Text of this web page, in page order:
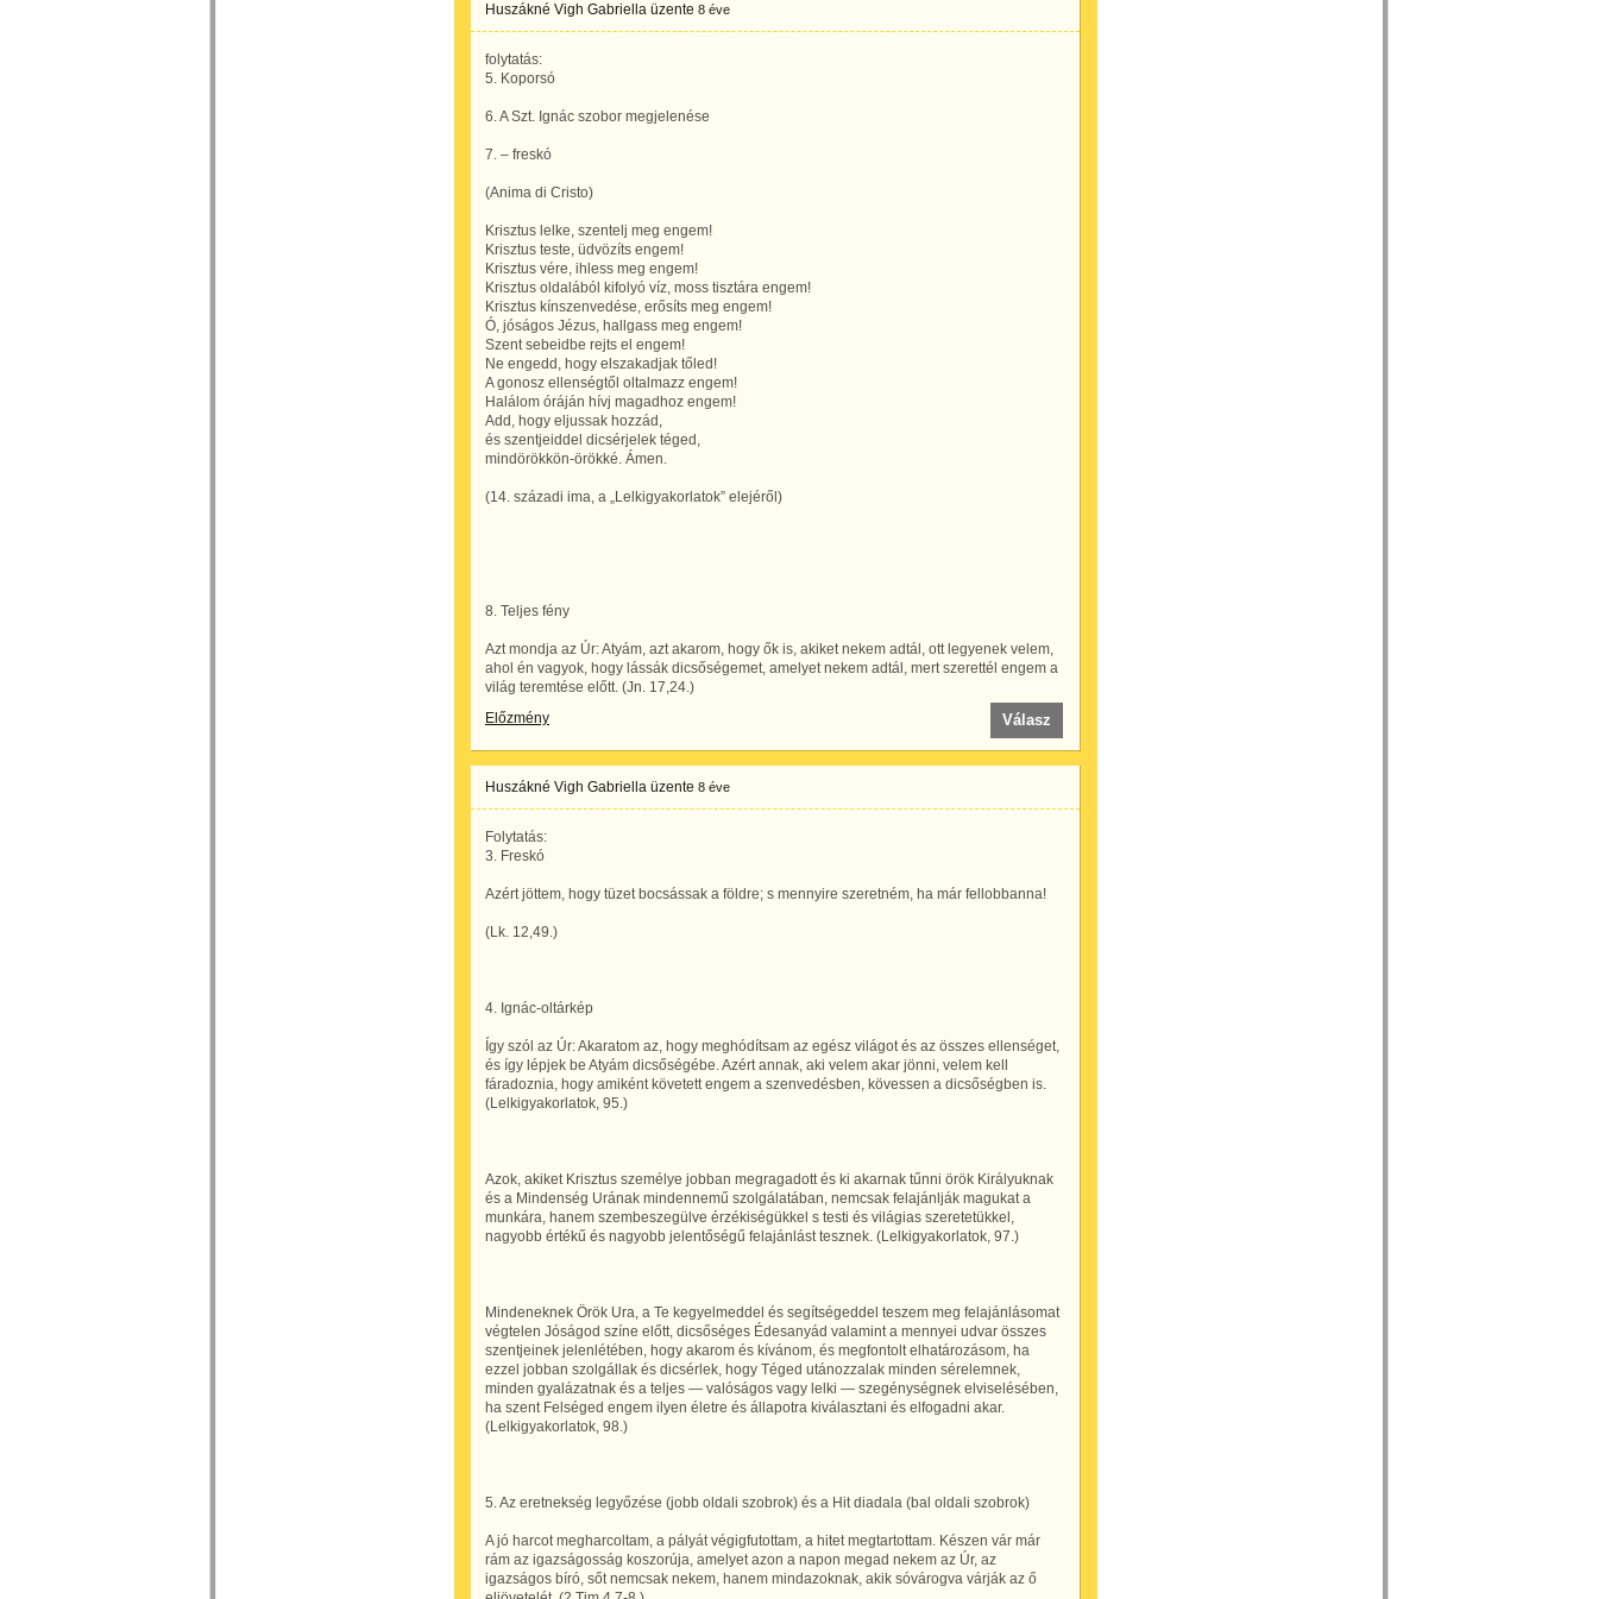
Huszákné Vigh Gabriella üzente 8 éve
folytatás:
5. Koporsó
6. A Szt. Ignác szobor megjelenése
7. – freskó
(Anima di Cristo)
Krisztus lelke, szentelj meg engem!
Krisztus teste, üdvözíts engem!
Krisztus vére, ihless meg engem!
Krisztus oldalából kifolyó víz, moss tisztára engem!
Krisztus kínszenvedése, erősíts meg engem!
Ó, jóságos Jézus, hallgass meg engem!
Szent sebeidbe rejts el engem!
Ne engedd, hogy elszakadjak tőled!
A gonosz ellenségtől oltalmazz engem!
Halálom óráján hívj magadhoz engem!
Add, hogy eljussak hozzád,
és szentjeiddel dicsérjelek téged,
mindörökkön-örökké. Ámen.
(14. századi ima, a „Lelkigyakorlatok” elejéről)
8. Teljes fény
Azt mondja az Úr: Atyám, azt akarom, hogy ők is, akiket nekem adtál, ott legyenek velem,
ahol én vagyok, hogy lássák dicsőségemet, amelyet nekem adtál, mert szerettél engem a
világ teremtése előtt. (Jn. 17,24.)
Előzmény
Válasz
Huszákné Vigh Gabriella üzente 8 éve
Folytatás:
3. Freskó
Azért jöttem, hogy tüzet bocsássak a földre; s mennyire szeretném, ha már fellobbanna!
(Lk. 12,49.)
4. Ignác-oltárkép
Így szól az Úr: Akaratom az, hogy meghódítsam az egész világot és az összes ellenséget,
és így lépjek be Atyám dicsőségébe. Azért annak, aki velem akar jönni, velem kell
fáradoznia, hogy amiként követett engem a szenvedésben, kövessen a dicsőségben is.
(Lelkigyakorlatok, 95.)
Azok, akiket Krisztus személye jobban megragadott és ki akarnak tűnni örök Királyuknak
és a Mindenség Urának mindennemű szolgálatában, nemcsak felajánlják magukat a
munkára, hanem szembeszegülve érzékiségükkel s testi és világias szeretetükkel,
nagyobb értékű és nagyobb jelentőségű felajánlást tesznek. (Lelkigyakorlatok, 97.)
Mindeneknek Örök Ura, a Te kegyelmeddel és segítségeddel teszem meg felajánlásomat
végtelen Jóságod színe előtt, dicsőséges Édesanyád valamint a mennyei udvar összes
szentjeinek jelenlétében, hogy akarom és kívánom, és megfontolt elhatározásom, ha
ezzel jobban szolgállak és dicsérlek, hogy Téged utánozzalak minden sérelemnek,
minden gyalázatnak és a teljes — valóságos vagy lelki — szegénységnek elviselésében,
ha szent Felséged engem ilyen életre és állapotra kiválasztani és elfogadni akar.
(Lelkigyakorlatok, 98.)
5. Az eretnekség legyőzése (jobb oldali szobrok) és a Hit diadala (bal oldali szobrok)
A jó harcot megharcoltam, a pályát végigfutottam, a hitet megtartottam. Készen vár már
rám az igazságosság koszorúja, amelyet azon a napon megad nekem az Úr, az
igazságos bíró, sőt nemcsak nekem, hanem mindazoknak, akik sóvárogva várják az ő